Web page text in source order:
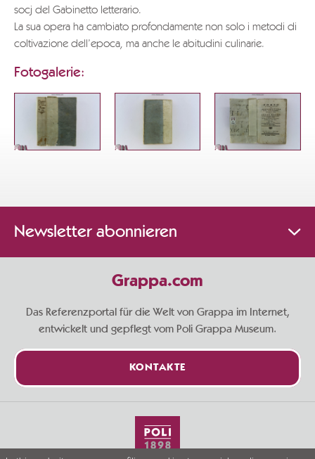
socj del Gabinetto letterario.
La sua opera ha cambiato profondamente non solo i metodi di
coltivazione dell’epoca, ma anche le abitudini culinarie.
Fotogalerie:
Newsletter abonnieren
Grappa.com
Das Referenzportal für die Welt von Grappa im Internet,
entwickelt und gepflegt vom Poli Grappa Museum.
KONTAKTE